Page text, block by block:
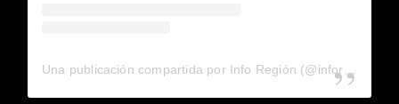
Una publicación compartida por Info Región (@inforegion_redes)